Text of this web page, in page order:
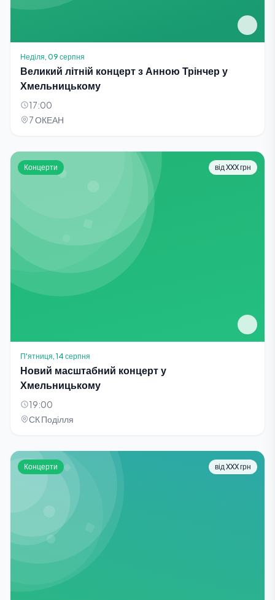
Неділя, 09 серпня
Великий літній концерт з Анною Трінчер у
Хмельницькому
17:00
7 ОКЕАН
Концерти від XXX грн
П'ятниця, 14 серпня
Новий масштабний концерт у
Хмельницькому
19:00
СК Поділля
Концерти від XXX грн